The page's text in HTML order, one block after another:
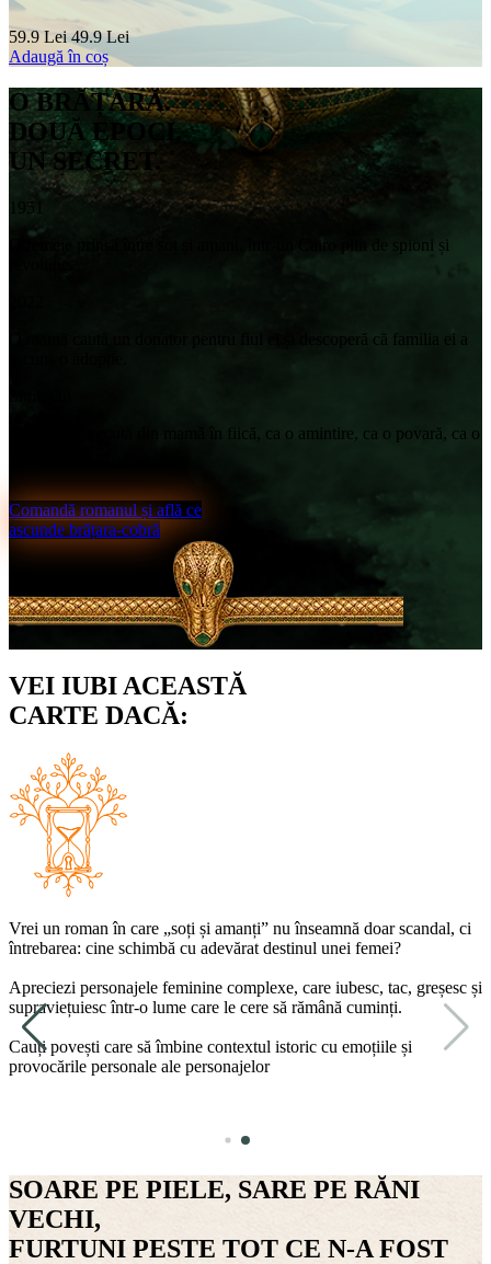
59.9 Lei 49.9 Lei
Adaugă în coș
O BRĂȚARĂ.
DOUĂ EPOCI.
UN SECRET.
1951
O femeie prinsă între soț și amant, într-un Cairo plin de spioni și
O mamă caută un donator pentru fiul ei și descoperă că familia ei a
O bijuterie trecută din mamă în fiică, ca o amintire, ca o povară, ca o
57.9 Lei 46.9 Lei
Comandă romanul și află ce
ascunde brățara-cobră
VEI IUBI ACEASTĂ
CARTE DACĂ:
Vrei un roman în care „soți și amanți” nu înseamnă doar scandal, ci
întrebarea: cine schimbă cu adevărat destinul unei femei?
Apreciezi personajele feminine complexe, care iubesc, tac, greșesc și
supraviețuiesc într-o lume care le cere să rămână cuminți.
Cauți povești care să îmbine contextul istoric cu emoțiile și
provocările personale ale personajelor
SOARE PE PIELE, SARE PE RĂNI
VECHI,
FURTUNI PESTE TOT CE N-A FOST